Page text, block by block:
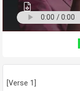
[Verse 1]